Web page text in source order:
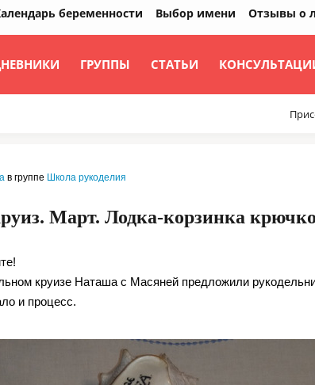
ГРУППЫ СТАТЬИ
беременности Выбор имени Отзывы о
в группе Школа рукоделия
Март. Лодка-корзинка
круизе Наташа с Масяней предложили
и процесс.